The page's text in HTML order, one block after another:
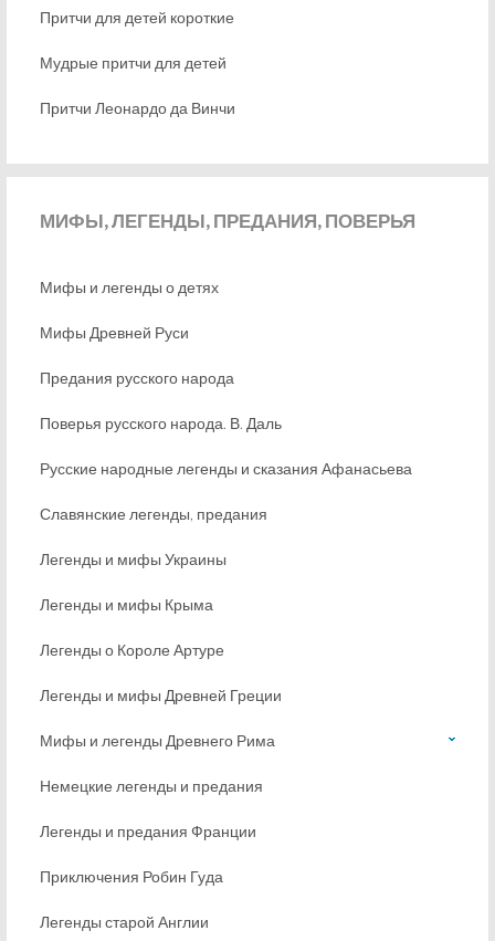
Притчи для детей короткие
Мудрые притчи для детей
Притчи Леонардо да Винчи
МИФЫ,ЛЕГЕНДЫ, ПРЕДАНИЯ, ПОВЕРЬЯ
Мифы и легенды о детях
Мифы Древней Руси
Предания русского народа
Поверья русского народа. В. Даль
Русские народные легенды и сказания Афанасьева
Славянские легенды, предания
Легенды и мифы Украины
Легенды и мифы Крыма
Легенды о Короле Артуре
Легенды и мифы Древней Греции
Мифы и легенды Древнего Рима
Немецкие легенды и предания
Легенды и предания Франции
Приключения Робин Гуда
Легенды старой Англии